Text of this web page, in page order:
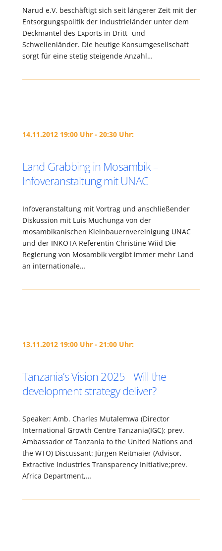
Narud e.V. beschäftigt sich seit längerer Zeit mit der
Entsorgungspolitik der Industrieländer unter dem
Deckmantel des Exports in Dritt- und
Schwellenländer. Die heutige Konsumgesellschaft
sorgt für eine stetig steigende Anzahl…
14.11.2012 19:00 Uhr - 20:30 Uhr:
Land Grabbing in Mosambik –
Infoveranstaltung mit UNAC
Infoveranstaltung mit Vortrag und anschließender
Diskussion mit Luis Muchunga von der
mosambikanischen Kleinbauernvereinigung UNAC
und der INKOTA Referentin Christine Wiid Die
Regierung von Mosambik vergibt immer mehr Land
an internationale…
13.11.2012 19:00 Uhr - 21:00 Uhr:
Tanzania’s Vision 2025 - Will the
development strategy deliver?
Speaker: Amb. Charles Mutalemwa (Director
International Growth Centre Tanzania(IGC); prev.
Ambassador of Tanzania to the United Nations and
the WTO) Discussant: Jürgen Reitmaier (Advisor,
Extractive Industries Transparency Initiative;prev.
Africa Department,…